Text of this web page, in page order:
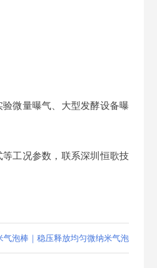
微量曝气、大型发酵设备曝
工况参数，联系深圳恒歌技
气泡棒｜稳压释放均匀微纳米气泡